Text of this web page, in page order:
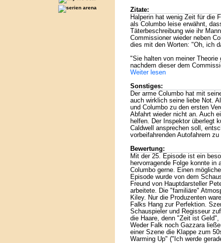
Zitate:
Halperin hat wenig Zeit für die
als Columbo leise erwähnt,
Täterbeschreibung wie ihr
Commissioner wieder neben
dies mit den Worten: "Oh, ich
"Sie halten von meiner
nachdem dieser dem
Weiter lesen
Sonstiges:
Der arme Columbo hat mit
auch wirklich seine liebe Not.
und Columbo zu den ersten
Abfahrt wieder nicht an. Auch
helfen. Der Inspektor überlegt
Caldwell ansprechen soll,
vorbeifahrenden Autofahrern
Bewertung:
Mit der 25. Episode ist ein
hervorragende Folge konnte in
Columbo gerne. Einen
Episode wurde von dem
Freund von Hauptdarsteller
arbeitete. Die "familiäre"
Kiley. Nur die Produzenten
Falks Hang zur Perfektion.
Schauspieler und Regisseur
die Haare, denn "Zeit ist
Weder Falk noch Gazzara
einer Szene die Klappe zum
Warming Up" ("Ich werde